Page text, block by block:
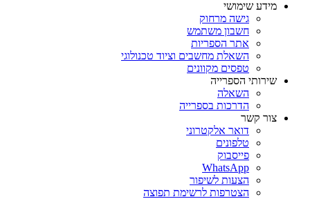
מידע שימושי
גישה מרחוק
חשבון משתמש
אתר הספריות
השאלת מחשבים וציוד טכנולוגי
טפסים מקוונים
שירותי הספרייה
השאלה
הדרכות בספרייה
צור קשר
דואר אלקטרוני
טלפונים
פייסבוק
WhatsApp
הצעות לשיפור
הצטרפות לרשימת תפוצה